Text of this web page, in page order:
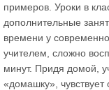
примеров. Уроки в
дополнительные
времени у
учителем, сложно
минут. Придя домой,
«домашку», чувствует